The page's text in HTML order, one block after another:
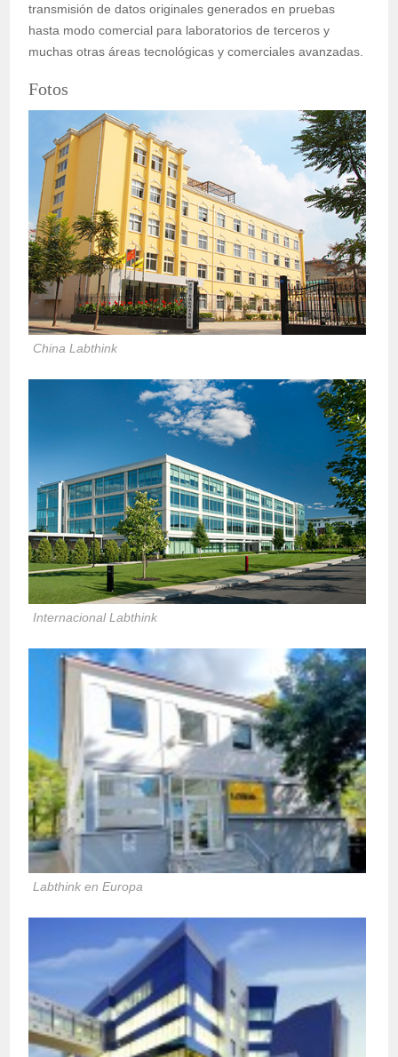
transmisión de datos originales generados en pruebas
hasta modo comercial para laboratorios de terceros y
muchas otras áreas tecnológicas y comerciales avanzadas.
Fotos
China Labthink
Internacional Labthink
Labthink en Europa